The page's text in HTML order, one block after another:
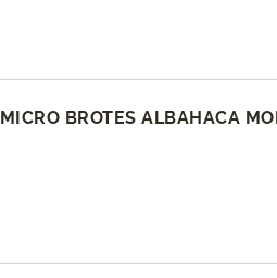
MICRO BROTES ALBAHACA